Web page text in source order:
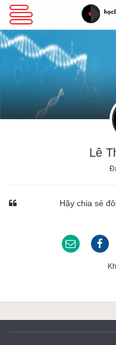
VBA Excel
Excel Cơ Bản
Excel Nâng Cao
Google Sheet
Lê
Hãy chia sẻ